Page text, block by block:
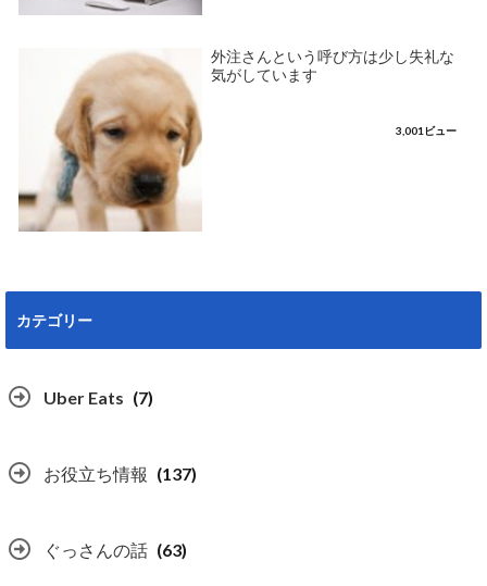
外注さんという呼び方は少し失礼な
気がしています
3,001ビュー
カテゴリー
Uber Eats (7)
お役立ち情報 (137)
ぐっさんの話 (63)